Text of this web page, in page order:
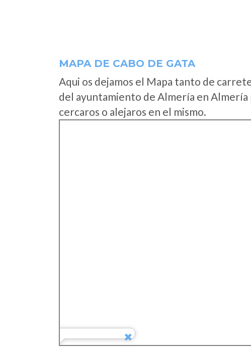
MAPA DE CABO DE GATA
Aqui os dejamos el Mapa tanto de
del ayuntamiento de Almería en Almería
cercaros o alejaros en el mismo.